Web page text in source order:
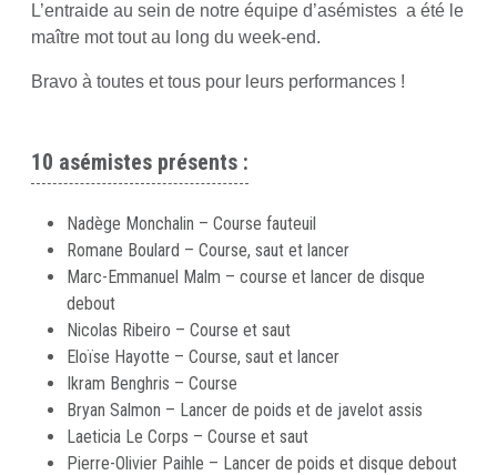
L’entraide au sein de notre équipe d’asémistes a été le
maître mot tout au long du week-end.
Bravo à toutes et tous pour leurs performances !
10 asémistes présents :
Nadège Monchalin – Course fauteuil
Romane Boulard – Course, saut et lancer
Marc-Emmanuel Malm – course et lancer de disque
debout
Nicolas Ribeiro – Course et saut
Eloïse Hayotte – Course, saut et lancer
Ikram Benghris – Course
Bryan Salmon – Lancer de poids et de javelot assis
Laeticia Le Corps – Course et saut
Pierre-Olivier Paihle – Lancer de poids et disque debout